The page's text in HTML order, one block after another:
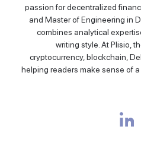
passion for decentralized
and Master of Engineering in
combines analytical
writing style. At Plisio,
cryptocurrency, blockchain,
helping readers make sense of